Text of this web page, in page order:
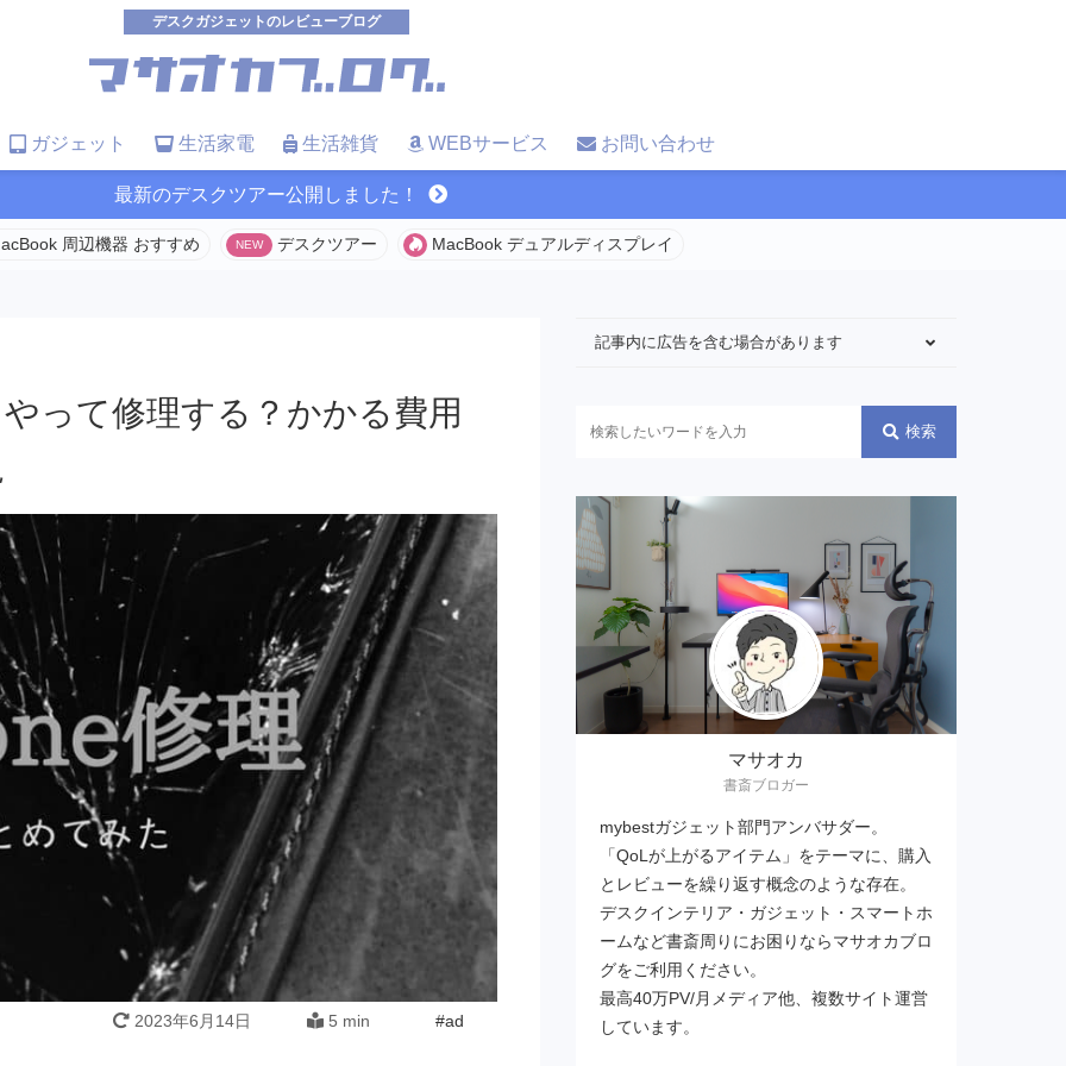
デスクガジェットのレビューブログ
ガジェット 生活家電 生活雑貨 WEBサービス お問い合わせ
最新のデスクツアー公開しました！
周辺機器 おすすめ デスクツアー MacBook デュアルディスプレイ
って修理する？かかる費用
2023年6月14日 5 min
記事内に広告を含む場合があります
検索
マサオカ
書斎ブロガー
mybestガジェット部門アンバサダー。
「QoLが上がるアイテム」をテーマに、購入
とレビューを繰り返す概念のような存在。
デスクインテリア・ガジェット・スマートホ
ームなど書斎周りにお困りならマサオカブロ
グをご利用ください。
最高40万PV/月メディア他、複数サイト運営
しています。